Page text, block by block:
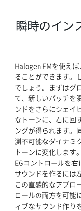
瞬時のイン
Halogen FMを使え
ることができます。
でしょう。まずはグ
て、新しいパッチを
ンドをさらにシェイ
なトーンに、右に回
ングが得られます。
測不可能なダイナミ
トーンに変化します
EGコントロールを
サウンドを作るには
この直感的なアプロ
ロールの両方を可能
ィブなサウンド作り